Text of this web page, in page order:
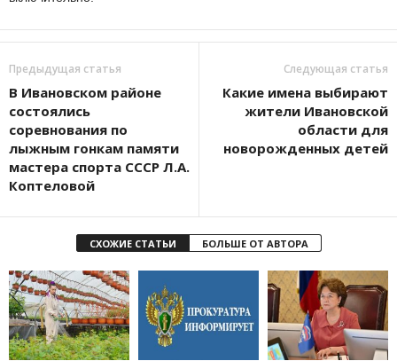
Предыдущая статья
В Ивановском районе
состоялись
соревнования по
лыжным гонкам памяти
мастера спорта СССР Л.А.
Коптеловой
Следующая статья
Какие имена выбирают
жители Ивановской
области для
новорожденных детей
СХОЖИЕ СТАТЬИ БОЛЬШЕ ОТ АВТОРА